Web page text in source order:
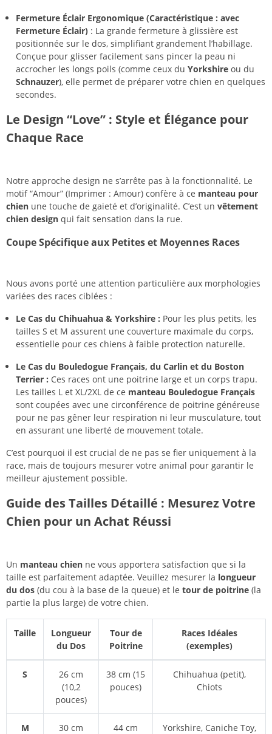
Fermeture Éclair Ergonomique (Caractéristique : avec
Fermeture Éclair) : La grande fermeture à glissière est
positionnée sur le dos, simplifiant grandement l’habillage.
Conçue pour glisser facilement sans pincer la peau ni
accrocher les longs poils (comme ceux du Yorkshire ou du
Schnauzer), elle permet de préparer votre chien en quelques
secondes.
Le Design “Love” : Style et Élégance pour
Chaque Race
Notre approche design ne s’arrête pas à la fonctionnalité. Le
motif “Amour” (Imprimer : Amour) confère à ce manteau pour
chien une touche de gaieté et d’originalité. C’est un vêtement
chien design qui fait sensation dans la rue.
Coupe Spécifique aux Petites et Moyennes Races
Nous avons porté une attention particulière aux morphologies
variées des races ciblées :
Le Cas du Chihuahua & Yorkshire : Pour les plus petits, les
tailles S et M assurent une couverture maximale du corps,
essentielle pour ces chiens à faible protection naturelle.
Le Cas du Bouledogue Français, du Carlin et du Boston
Terrier : Ces races ont une poitrine large et un corps trapu.
Les tailles L et XL/2XL de ce manteau Bouledogue Français
sont coupées avec une circonférence de poitrine généreuse
pour ne pas gêner leur respiration ni leur musculature, tout
en assurant une liberté de mouvement totale.
C’est pourquoi il est crucial de ne pas se fier uniquement à la
race, mais de toujours mesurer votre animal pour garantir le
meilleur ajustement possible.
Guide des Tailles Détaillé : Mesurez Votre
Chien pour un Achat Réussi
Un manteau chien ne vous apportera satisfaction que si la
taille est parfaitement adaptée. Veuillez mesurer la longueur
du dos (du cou à la base de la queue) et le tour de poitrine (la
partie la plus large) de votre chien.
Taille
Longueur
du Dos
Tour de
Poitrine
Races Idéales
(exemples)
S
26 cm
(10,2
pouces)
38 cm (15
pouces)
Chihuahua (petit),
Chiots
M
30 cm
44 cm
Yorkshire, Caniche Toy,